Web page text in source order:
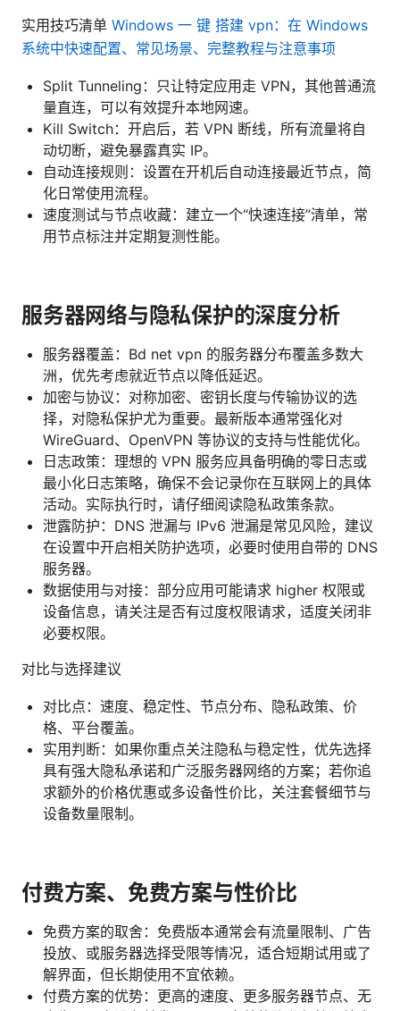
实用技巧清单 Windows 一 键 搭建 vpn：在 Windows
系统中快速配置、常见场景、完整教程与注意事项
Split Tunneling：只让特定应用走 VPN，其他普通流
量直连，可以有效提升本地网速。
Kill Switch：开启后，若 VPN 断线，所有流量将自
动切断，避免暴露真实 IP。
自动连接规则：设置在开机后自动连接最近节点，简
化日常使用流程。
速度测试与节点收藏：建立一个“快速连接”清单，常
用节点标注并定期复测性能。
服务器网络与隐私保护的深度分析
服务器覆盖：Bd net vpn 的服务器分布覆盖多数大
洲，优先考虑就近节点以降低延迟。
加密与协议：对称加密、密钥长度与传输协议的选
择，对隐私保护尤为重要。最新版本通常强化对
WireGuard、OpenVPN 等协议的支持与性能优化。
日志政策：理想的 VPN 服务应具备明确的零日志或
最小化日志策略，确保不会记录你在互联网上的具体
活动。实际执行时，请仔细阅读隐私政策条款。
泄露防护：DNS 泄漏与 IPv6 泄漏是常见风险，建议
在设置中开启相关防护选项，必要时使用自带的 DNS
服务器。
数据使用与对接：部分应用可能请求 higher 权限或
设备信息，请关注是否有过度权限请求，适度关闭非
必要权限。
对比与选择建议
对比点：速度、稳定性、节点分布、隐私政策、价
格、平台覆盖。
实用判断：如果你重点关注隐私与稳定性，优先选择
具有强大隐私承诺和广泛服务器网络的方案；若你追
求额外的价格优惠或多设备性价比，关注套餐细节与
设备数量限制。
付费方案、免费方案与性价比
免费方案的取舍：免费版本通常会有流量限制、广告
投放、或服务器选择受限等情况，适合短期试用或了
解界面，但长期使用不宜依赖。
付费方案的优势：更高的速度、更多服务器节点、无